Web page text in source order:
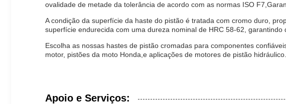
ovalidade de metade da tolerância de acordo com as normas ISO
A condição da superfície da haste do pistão é tratada com cromo duro,
superfície endurecida com uma dureza nominal de HRC 58-62,
Escolha as nossas hastes de pistão cromadas para componentes
motor, pistões da moto Honda,e aplicações de motores de pistão hidráulico.
Apoio e Serviços: